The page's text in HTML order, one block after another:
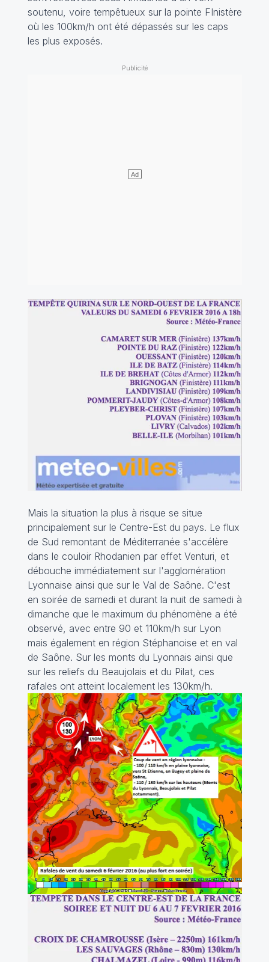
soutenu, voire tempêtueux sur la pointe FInistère
où les 100km/h ont été dépassés sur les caps
les plus exposés.
Mais la situation la plus à risque se situe
principalement sur le Centre-Est du pays. Le flux
de Sud remontant de Méditerranée s'accélère
dans le couloir Rhodanien par effet Venturi, et
débouche immédiatement sur l'agglomération
Lyonnaise ainsi que sur le Val de Saône. C'est
en soirée de samedi et durant la nuit de samedi à
dimanche que le maximum du phénomène a été
observé, avec entre 90 et 110km/h sur Lyon
mais également en région Stéphanoise et en val
de Saône. Sur les monts du Lyonnais ainsi que
sur les reliefs du Beaujolais et du Pilat, ces
rafales ont atteint localement les 130km/h.